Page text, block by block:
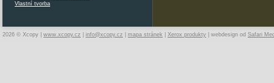
Vlastní tvorba
2026 © Xcopy | www.xcopy.cz info@xcopy.cz mapa stránek Xerox produkty | webdesign od Safari